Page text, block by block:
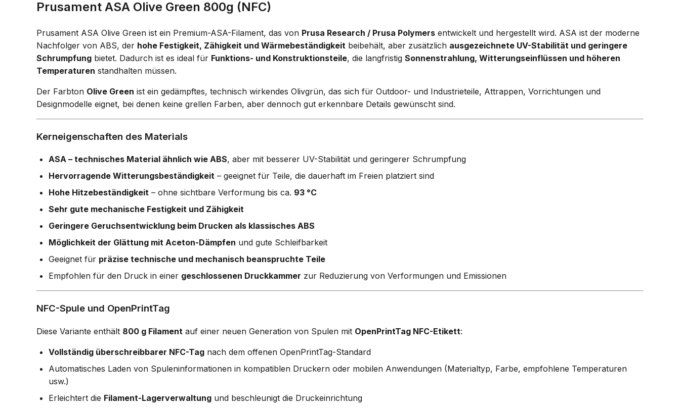
Prusament ASA Olive Green 800g (NFC)
Prusament ASA Olive Green ist ein Premium-ASA-Filament, das von Prusa Research / Prusa Polymers entwickelt und hergestellt wird. ASA ist der moderne
Nachfolger von ABS, der hohe Festigkeit, Zähigkeit und Wärmebeständigkeit beibehält, aber zusätzlich ausgezeichnete UV-Stabilität und geringere
Schrumpfung bietet. Dadurch ist es ideal für Funktions- und Konstruktionsteile, die langfristig Sonnenstrahlung, Witterungseinflüssen und höheren
Temperaturen standhalten müssen.
Der Farbton Olive Green ist ein gedämpftes, technisch wirkendes Olivgrün, das sich für Outdoor- und Industrieteile, Attrappen, Vorrichtungen und
Designmodelle eignet, bei denen keine grellen Farben, aber dennoch gut erkennbare Details gewünscht sind.
Kerneigenschaften des Materials
ASA – technisches Material ähnlich wie ABS, aber mit besserer UV-Stabilität und geringerer Schrumpfung
Hervorragende Witterungsbeständigkeit – geeignet für Teile, die dauerhaft im Freien platziert sind
Hohe Hitzebeständigkeit – ohne sichtbare Verformung bis ca. 93 °C
Sehr gute mechanische Festigkeit und Zähigkeit
Geringere Geruchsentwicklung beim Drucken als klassisches ABS
Möglichkeit der Glättung mit Aceton-Dämpfen und gute Schleifbarkeit
Geeignet für präzise technische und mechanisch beanspruchte Teile
Empfohlen für den Druck in einer geschlossenen Druckkammer zur Reduzierung von Verformungen und Emissionen
NFC-Spule und OpenPrintTag
Diese Variante enthält 800 g Filament auf einer neuen Generation von Spulen mit OpenPrintTag NFC-Etikett:
Vollständig überschreibbarer NFC-Tag nach dem offenen OpenPrintTag-Standard
Automatisches Laden von Spuleninformationen in kompatiblen Druckern oder mobilen Anwendungen (Materialtyp, Farbe, empfohlene Temperaturen
usw.)
Erleichtert die Filament-Lagerverwaltung und beschleunigt die Druckeinrichtung